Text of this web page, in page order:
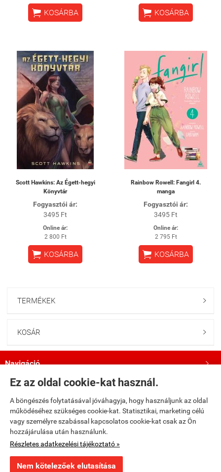
Ez az oldal cookie-kat használ.
A böngészés folytatásával jóváhagyja, hogy használjunk az oldal
működéséhez szükséges cookie-kat. Statisztikai, marketing célú
vagy személyre szabással kapcsolatos cookie-kat csak az Ön
hozzájárulása után használunk.
Részletes adatkezelési tájékoztató »
Nem kötelezőek elutasítása
 KOSÁRBA  KOSÁRBA
Scott Hawkins: Az Égett-hegyi
Könyvtár
Fogyasztói ár:
3495 Ft
Online ár:
2 800 Ft
 KOSÁRBA
Rainbow Rowell: Fangirl 4.
manga
Fogyasztói ár:
3495 Ft
Online ár:
2 795 Ft
 KOSÁRBA
TERMÉKEK 
KOSÁR 
Navigáció 
Saját fiók
Bemutatkozás
Kövess minket a Facebookon!